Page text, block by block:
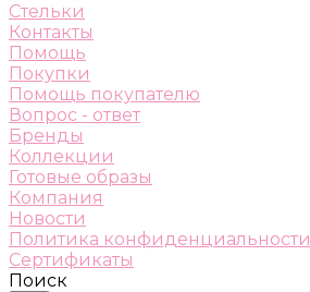
Стельки
Контакты
Помощь
Покупки
Помощь покупателю
Вопрос - ответ
Бренды
Коллекции
Готовые образы
Компания
Новости
Политика конфиденциальности
Сертификаты
Поиск